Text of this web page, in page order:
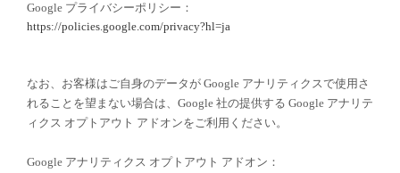
Google プライバシーポリシー：
https://policies.google.com/privacy?hl=ja
なお、お客様はご自身のデータが Google アナリティクスで使用さ
れることを望まない場合は、Google 社の提供する Google アナリテ
ィクス オプトアウト アドオンをご利用ください。
Google アナリティクス オプトアウト アドオン：